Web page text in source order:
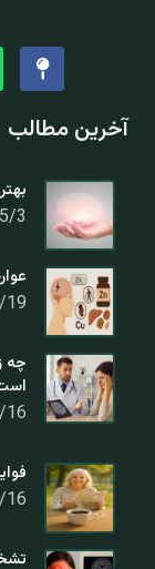
آخرین مطالب
3
چه